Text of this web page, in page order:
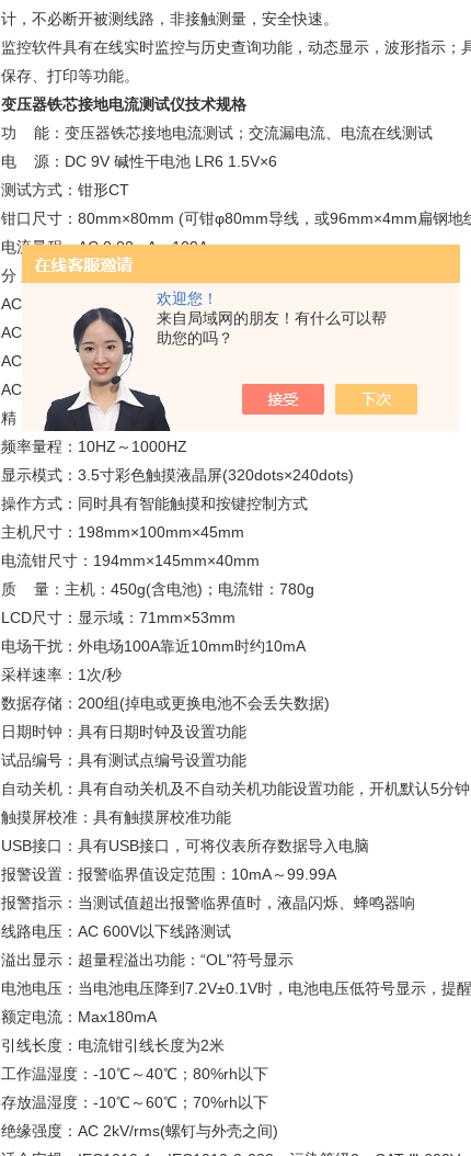
欢迎您！
来自局域网的朋友！有什么可以帮
助您的吗？
计，不必断开被测线路，非接触测量，安全快速。
监控软件具有在线实时监控与历史查询功能，动态显示，波形指示；
保存、打印等功能。
变压器铁芯接地电流测试仪技术规格
功 能：变压器铁芯接地电流测试；交流漏电流、电流在线测试
电 源：DC 9V 碱性干电池 LR6 1.5V×6
测试方式：钳形CT
钳口尺寸：80mm×80mm (可钳φ80mm导线，或96mm×4mm扁钢地
电流量程：AC 0.00mA～100A
分 辨 率：
AC 0.00mA～9.99mA；分辨率：0.01mA；
AC 10.0mA～99.9mA；分辨率：0.1mA；
AC 100mA～999mA；分辨率：1mA；
AC 1.0A～100.0A；分辨率：0.1A；
精 度：±（0.5%+5dgt）
频率量程：10HZ～1000HZ
显示模式：3.5寸彩色触摸液晶屏(320dots×240dots)
操作方式：同时具有智能触摸和按键控制方式
主机尺寸：198mm×100mm×45mm
电流钳尺寸：194mm×145mm×40mm
质 量：主机：450g(含电池)；电流钳：780g
LCD尺寸：显示域：71mm×53mm
电场干扰：外电场100A靠近10mm时约10mA
采样速率：1次/秒
数据存储：200组(掉电或更换电池不会丢失数据)
日期时钟：具有日期时钟及设置功能
试品编号：具有测试点编号设置功能
自动关机：具有自动关机及不自动关机功能设置功能，开机默认5分
触摸屏校准：具有触摸屏校准功能
USB接口：具有USB接口，可将仪表所存数据导入电脑
报警设置：报警临界值设定范围：10mA～99.99A
报警指示：当测试值超出报警临界值时，液晶闪烁、蜂鸣器响
线路电压：AC 600V以下线路测试
溢出显示：超量程溢出功能：“OL"符号显示
电池电压：当电池电压降到7.2V±0.1V时，电池电压低符号显示，提
额定电流：Max180mA
引线长度：电流钳引线长度为2米
工作温湿度：-10℃～40℃；80%rh以下
存放温湿度：-10℃～60℃；70%rh以下
绝缘强度：AC 2kV/rms(螺钉与外壳之间)